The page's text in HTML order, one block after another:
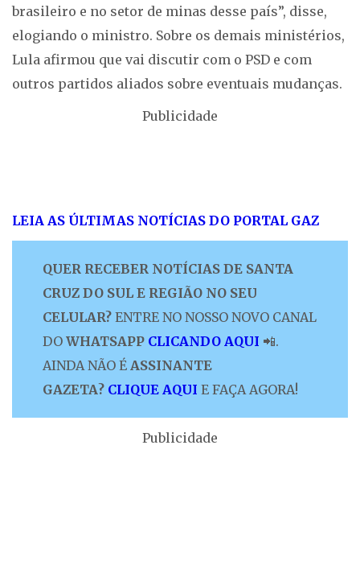
brasileiro e no setor de minas desse país”, disse,
elogiando o ministro. Sobre os demais ministérios,
Lula afirmou que vai discutir com o PSD e com
outros partidos aliados sobre eventuais mudanças.
Publicidade
LEIA AS ÚLTIMAS NOTÍCIAS DO PORTAL GAZ
QUER RECEBER NOTÍCIAS DE SANTA
CRUZ DO SUL E REGIÃO NO SEU
CELULAR? ENTRE NO NOSSO NOVO CANAL
DO WHATSAPP CLICANDO AQUI 📲.
AINDA NÃO É ASSINANTE
GAZETA? CLIQUE AQUI E FAÇA AGORA!
Publicidade